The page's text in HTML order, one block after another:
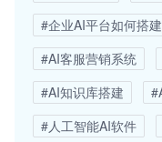
#企业AI平台如何搭建
#AI客服营销系统
#AI知识库搭建
#人工智能AI软件